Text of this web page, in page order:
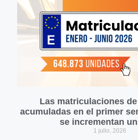
Las matriculaciones
acumuladas en el primer
se incrementan
1 julio, 2026